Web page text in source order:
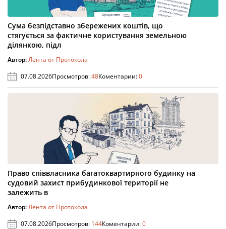
Сума безпідставно збережених коштів, що
стягується за фактичне користування земельною
ділянкою, підл
Автор:Лента от Протокола
07.08.2026Просмотров:48Коментарии:0
Право співвласника багатоквартирного будинку на
судовий захист прибудинкової території не
залежить в
Автор:Лента от Протокола
07.08.2026Просмотров: 144Коментарии:0